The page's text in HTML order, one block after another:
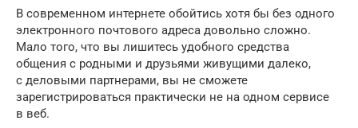
В современном интернете обойтись хотя бы без одного
электронного почтового адреса довольно сложно.
Мало того, что вы лишитесь удобного средства
общения с родными и друзьями живущими далеко,
с деловыми партнерами, вы не сможете
зарегистрироваться практически не на одном сервисе
в веб.